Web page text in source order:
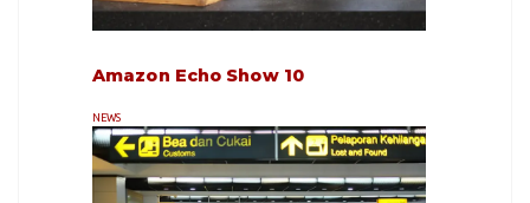
Amazon Echo Show 10
NEWS